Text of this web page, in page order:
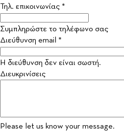
Τηλ. επικοινωνίας *
Συμπληρώστε το τηλέφωνο σας
Διεύθυνση email *
Η διεύθυνση δεν είναι σωστή.
Διευκρινίσεις
Please let us know your message.